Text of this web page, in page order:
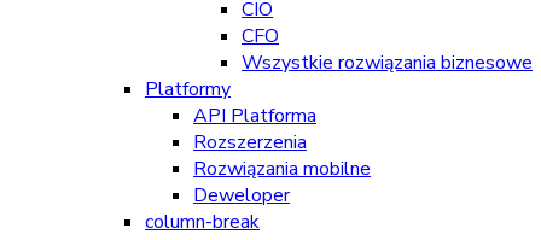
CIO
CFO
Wszystkie rozwiązania biznesowe
Platformy
API Platforma
Rozszerzenia
Rozwiązania mobilne
Deweloper
column-break